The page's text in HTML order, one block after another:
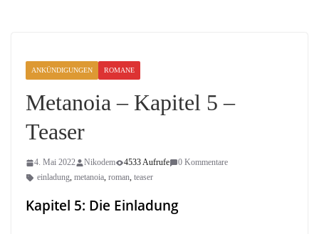
ANKÜNDIGUNGEN ROMANE
Metanoia – Kapitel 5 –
Teaser
4. Mai 2022 Nikodem 4533 Aufrufe
0 Kommentare
einladung, metanoia, roman, teaser
Kapitel 5: Die Einladung